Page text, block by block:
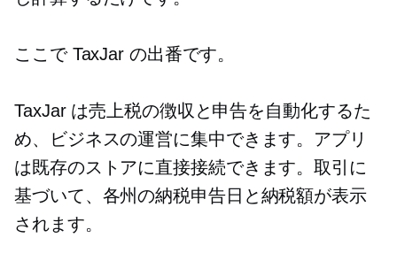
ここで TaxJar の出番です。
TaxJar は売上税の徴収と申告を自動化するた
め、ビジネスの運営に集中できます。アプリ
は既存のストアに直接接続できます。取引に
基づいて、各州の納税申告日と納税額が表示
されます。